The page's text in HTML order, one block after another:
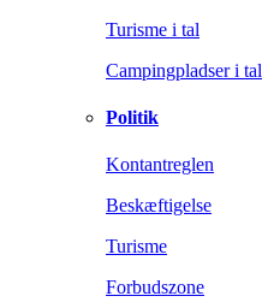
Turisme i tal
Campingpladser i tal
Politik
Kontantreglen
Beskæftigelse
Turisme
Forbudszone